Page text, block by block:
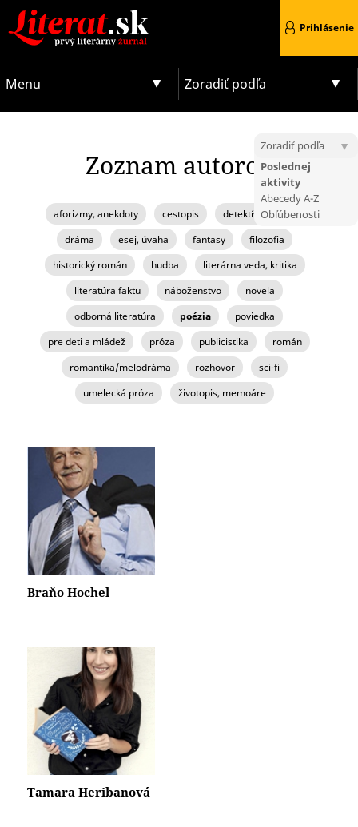
Menu Zoradiť podľa
Prihlásenie
Zoznam autorov
aforizmy, anekdoty cestopis
detektívka, krimi
dráma
esej, úvaha fantasy
filozofia
historický román
hudba
literárna veda, kritika
literatúra faktu
náboženstvo
novela
odborná literatúra
poézia
poviedka
pre deti a mládež
próza publicistika
román
romantika/melodráma
rozhovor
sci-fi
umelecká próza
životopis, memoáre
Zoradiť podľa
Poslednej
aktivity
Abecedy A-Z
Obľúbenosti
Braňo Hochel
Tamara Heribanová
STRÁNKY